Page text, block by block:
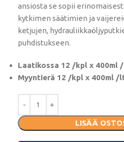
ansiosta se sopii
kytkimen säätimien ja
ketjujen,
puhdistukseen.
Laatikossa 12 /kpl x 400ml
Myyntierä 12 /kpl x 400ml /
LISÄÄ